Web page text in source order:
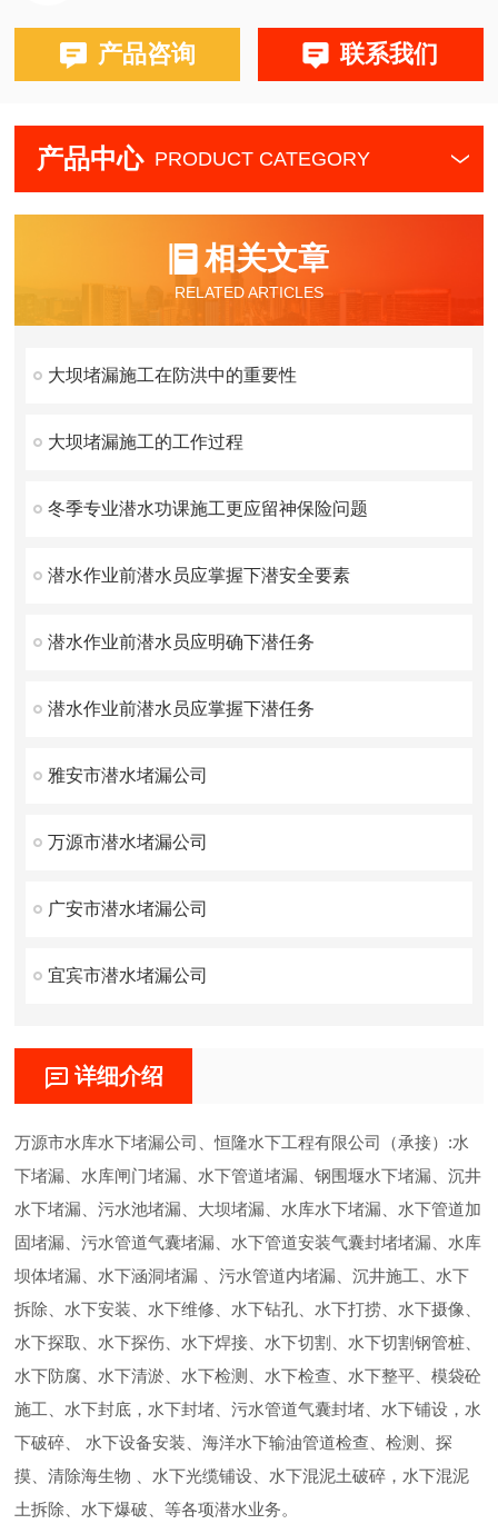
产品咨询 联系我们
产品中心 PRODUCT CATEGORY
相关文章
RELATED ARTICLES
大坝堵漏施工在防洪中的重要性
大坝堵漏施工的工作过程
冬季专业潜水功课施工更应留神保险问题
潜水作业前潜水员应掌握下潜安全要素
潜水作业前潜水员应明确下潜任务
潜水作业前潜水员应掌握下潜任务
雅安市潜水堵漏公司
万源市潜水堵漏公司
广安市潜水堵漏公司
宜宾市潜水堵漏公司
详细介绍
万源市水库水下堵漏公司、恒隆水下工程有限公司（承接）:水
下堵漏、水库闸门堵漏、水下管道堵漏、钢围堰水下堵漏、沉井
水下堵漏、污水池堵漏、大坝堵漏、水库水下堵漏、水下管道加
固堵漏、污水管道气囊堵漏、水下管道安装气囊封堵堵漏、水库
坝体堵漏、水下涵洞堵漏 、污水管道内堵漏、沉井施工、水下
拆除、水下安装、水下维修、水下钻孔、水下打捞、水下摄像、
水下探取、水下探伤、水下焊接、水下切割、水下切割钢管桩、
水下防腐、水下清淤、水下检测、水下检查、水下整平、模袋砼
施工、水下封底，水下封堵、污水管道气囊封堵、水下铺设，水
下破碎、 水下设备安装、海洋水下输油管道检查、检测、探
摸、清除海生物 、水下光缆铺设、水下混泥土破碎，水下混泥
土拆除、水下爆破、等各项潜水业务。